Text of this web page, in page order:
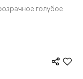
голубое